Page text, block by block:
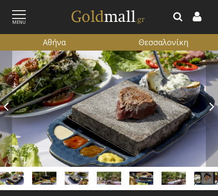
MENU
ΕΓΓΡΑΦΗ ΕΙΣΟΔΟΣ
Αθήνα Θεσσαλονίκη